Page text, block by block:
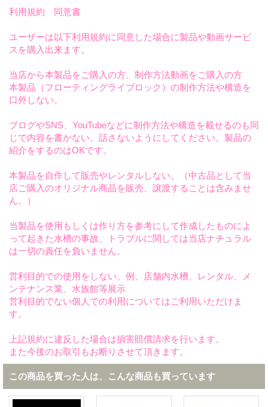
利用規約 同意書
ユーザーは以下利用規約に同意した場合に製品や動画サービ
スを購入出来ます。
当店から本製品をご購入の方、制作方法動画をご購入の方
本製品（フローティングライブロック）の制作方法や構造を
口外しない。
ブログやSNS、YouTubeなどに制作方法や構造を載せるのも同
じで内容を書かない。話さないようにしてください。製品の
紹介をするのはOKです。
本製品を自作して販売やレンタルしない。（中古品として当
店ご購入のオリジナル商品を販売、譲渡することは含みませ
ん。）
当製品を使用もしくは作り方を参考にして作成したものによ
って起きた水槽の事故、トラブルに関しては当店ナチュラル
は一切の責任を負いません。
営利目的での使用をしない。例、店舗内水槽、レンタル、メ
ンテナンス業、水族館等展示
営利目的でない個人での利用についてはご利用いただけま
す。
上記規約に違反した場合は損害賠償請求を行います。
また今後のお取引もお断りさせて頂きます。
この商品を買った人は、こんな商品も買っています